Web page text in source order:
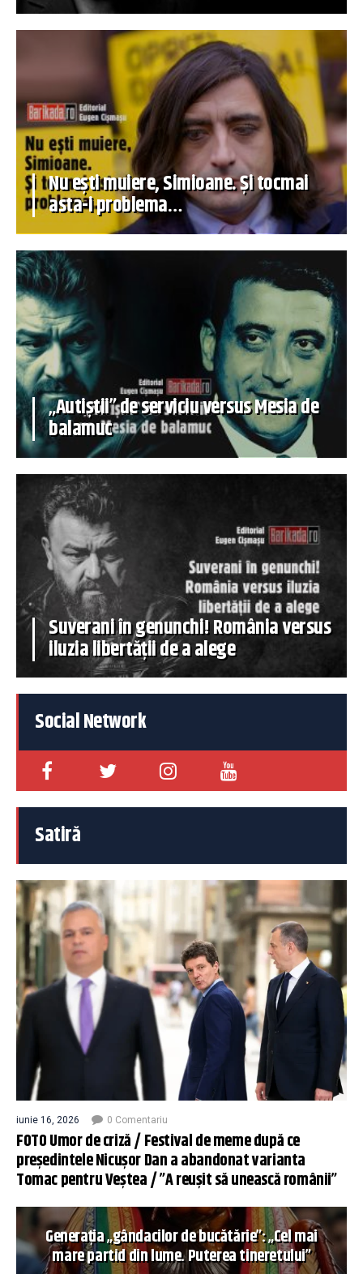
Nu ești muiere, Simioane. Și tocmai
asta-i problema…
„Autiștii” de serviciu versus Mesia de
balamuc
Suverani în genunchi! România versus
iluzia libertății de a alege
Social Network
Satiră
iunie 16, 2026 0 Comentariu
FOTO Umor de criză / Festival de meme după ce
președintele Nicușor Dan a abandonat varianta
Tomac pentru Veștea / ”A reușit să unească românii”
Generația „gândacilor de bucătărie”: „Cel mai
mare partid din lume. Puterea tineretului”